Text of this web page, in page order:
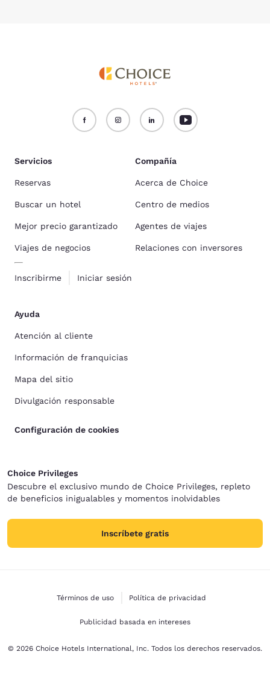
Servicios
Reservas
Buscar un hotel
Mejor precio garantizado
Viajes de negocios
Inscribirme Iniciar sesión
Compañía
Acerca de Choice
Centro de medios
Agentes de viajes
Relaciones con inversores
Ayuda
Atención al cliente
Información de franquicias
Mapa del sitio
Divulgación responsable
Configuración de cookies
Choice Privileges
Descubre el exclusivo mundo de Choice Privileges, repleto
de beneficios inigualables y momentos inolvidables
Inscríbete gratis
Términos de uso Política de privacidad
Publicidad basada en intereses
© 2026 Choice Hotels International, Inc. Todos los derechos reservados.